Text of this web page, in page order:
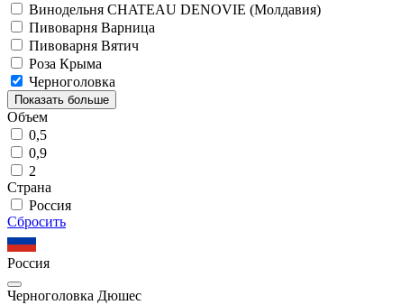
Винодельня CHATEAU DENOVIE (Молдавия)
Пивоварня Варница
Пивоварня Вятич
Роза Крыма
Черноголовка
Показать больше
Объем
0,5
0,9
2
Страна
Россия
Сбросить
Россия
Черноголовка Дюшес